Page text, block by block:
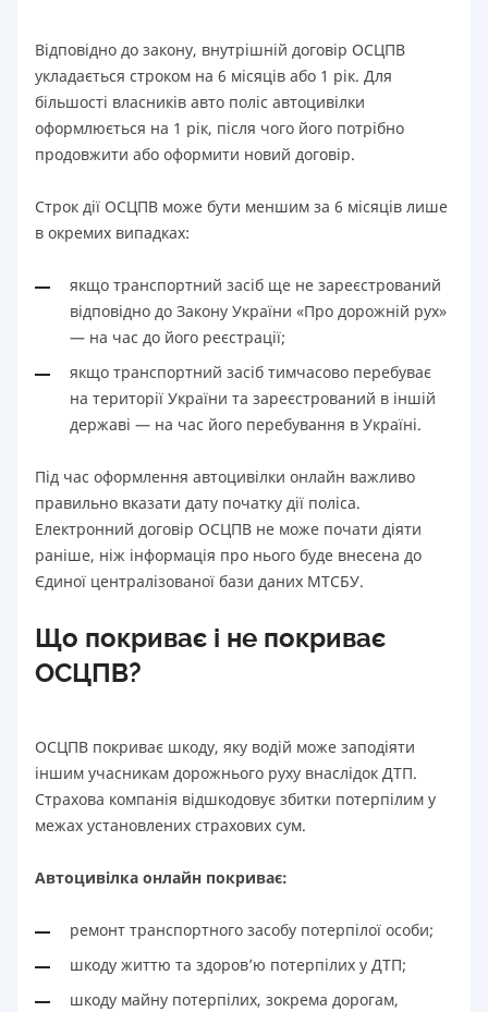
Відповідно до закону, внутрішній договір ОСЦПВ
укладається строком на 6 місяців або 1 рік. Для
більшості власників авто поліс автоцивілки
оформлюється на 1 рік, після чого його потрібно
продовжити або оформити новий договір.
Строк дії ОСЦПВ може бути меншим за 6 місяців лише
в окремих випадках:
якщо транспортний засіб ще не зареєстрований
відповідно до Закону України «Про дорожній рух»
— на час до його реєстрації;
якщо транспортний засіб тимчасово перебуває
на території України та зареєстрований в іншій
державі — на час його перебування в Україні.
Під час оформлення автоцивілки онлайн важливо
правильно вказати дату початку дії поліса.
Електронний договір ОСЦПВ не може почати діяти
раніше, ніж інформація про нього буде внесена до
Єдиної централізованої бази даних МТСБУ.
Що покриває і не покриває
ОСЦПВ?
ОСЦПВ покриває шкоду, яку водій може заподіяти
іншим учасникам дорожнього руху внаслідок ДТП.
Страхова компанія відшкодовує збитки потерпілим у
межах установлених страхових сум.
Автоцивілка онлайн покриває:
ремонт транспортного засобу потерпілої особи;
шкоду життю та здоров’ю потерпілих у ДТП;
шкоду майну потерпілих, зокрема дорогам,